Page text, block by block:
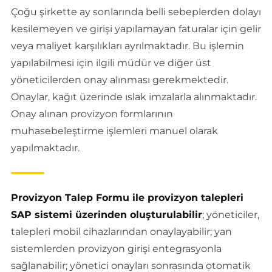
Çoğu şirkette ay sonlarında belli sebeplerden dolayı
kesilemeyen ve girişi yapılamayan faturalar için gelir
veya maliyet karşılıkları ayrılmaktadır. Bu işlemin
yapılabilmesi için ilgili müdür ve diğer üst
yöneticilerden onay alınması gerekmektedir.
Onaylar, kağıt üzerinde ıslak imzalarla alınmaktadır.
Onay alınan provizyon formlarının
muhasebeleştirme işlemleri manuel olarak
yapılmaktadır.
Provizyon Talep Formu ile provizyon talepleri
SAP sistemi üzerinden oluşturulabilir; yöneticiler,
talepleri mobil cihazlarından onaylayabilir; yan
sistemlerden provizyon girişi entegrasyonla
sağlanabilir; yönetici onayları sonrasında otomatik